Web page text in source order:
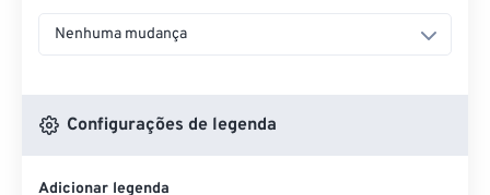
Nenhuma mudança
Configurações de legenda
Adicionar legenda